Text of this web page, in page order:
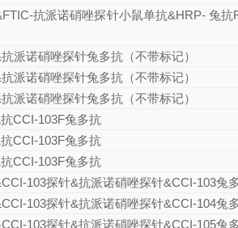
抗派诺硝唑探针小鼠单抗&HRP-兔抗
抗派诺硝唑探针兔多抗（不带标记）
抗派诺硝唑探针兔多抗（不带标记）
抗派诺硝唑探针兔多抗（不带标记）
抗CCI-103F兔多抗
抗CCI-103F兔多抗
抗CCI-103F兔多抗
103探针&抗派诺硝唑探针&CCI-103兔
103探针&抗派诺硝唑探针&CCI-104兔
103探针&抗派诺硝唑探针&CCI-105兔